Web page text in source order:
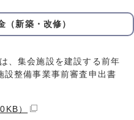
新築・改修）
、集会施設を建設する前年
設整備事業事前審査申出書
）